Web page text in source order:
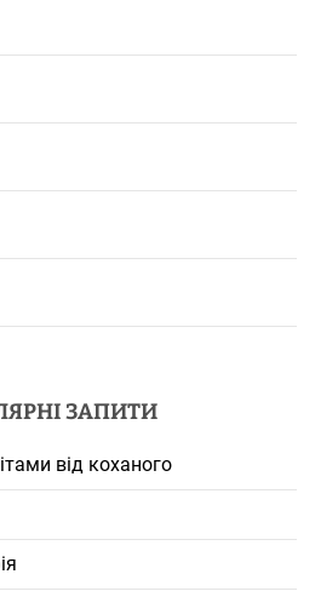
ЗАПИТИ
від коханого